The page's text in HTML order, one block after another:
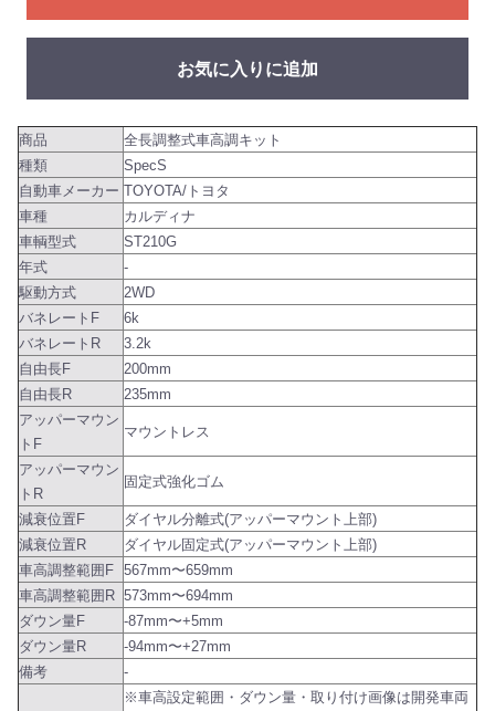
お気に入りに追加
商品
全長調整式車高調キット
種類
SpecS
自動車メーカー TOYOTA/トヨタ
車種
カルディナ
車輌型式
ST210G
年式
-
駆動方式
2WD
バネレートF
6k
バネレートR
3.2k
自由長F
200mm
自由長R
235mm
アッパーマウン
トF
マウントレス
アッパーマウン
トR
固定式強化ゴム
減衰位置F
ダイヤル分離式(アッパーマウント上部)
減衰位置R
ダイヤル固定式(アッパーマウント上部)
車高調整範囲F 567mm〜659mm
車高調整範囲R 573mm〜694mm
ダウン量F
-87mm〜+5mm
ダウン量R
-94mm〜+27mm
備考
-
※車高設定範囲・ダウン量・取り付け画像は開発車両